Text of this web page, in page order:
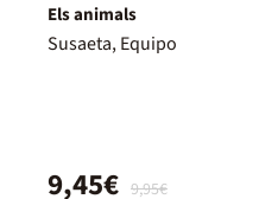
Els animals
Susaeta, Equipo
9,95€
9,45€